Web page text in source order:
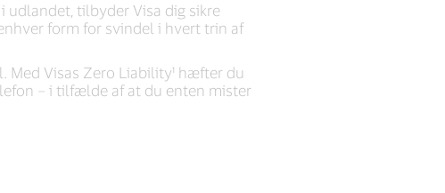
udlandet, tilbyder Visa dig sikre
form for svindel i hvert trin af
Visas Zero Liability¹ hæfter du
– i tilfælde af at du enten mister